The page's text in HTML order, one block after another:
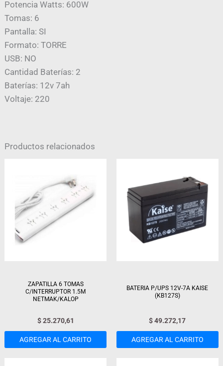
Potencia Watts: 600W
Tomas: 6
Pantalla: SI
Formato: TORRE
USB: NO
Cantidad Baterías: 2
Baterías: 12v 7ah
Voltaje: 220
Productos relacionados
ZAPATILLA 6 TOMAS
C/INTERRUPTOR 1.5M
NETMAK/KALOP
$25.270,61
AGREGAR AL CARRITO
BATERIA P/UPS 12V-7A KAISE
(KB127S)
$49.272,17
AGREGAR AL CARRITO